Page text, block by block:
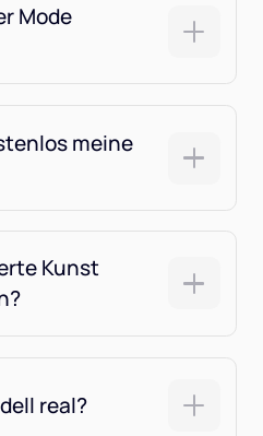
Mode
meine
Kunst
real?